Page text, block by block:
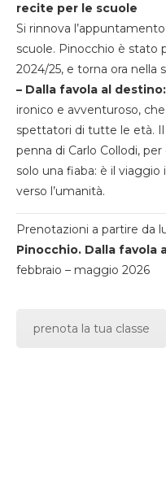
recite per le scuole
Si rinnova
scuole. Pinocchio è stato
2024/25, e torna ora nella
– Dalla favola al destino:
ironico e avventuroso,
spettatori di tutte le età. Il
penna di Carlo Collodi,
solo una fiaba: è il
verso l’umanità.
Prenotazioni a partire da
Pinocchio. Dalla favola
febbraio – maggio 2026
prenota la tua classe